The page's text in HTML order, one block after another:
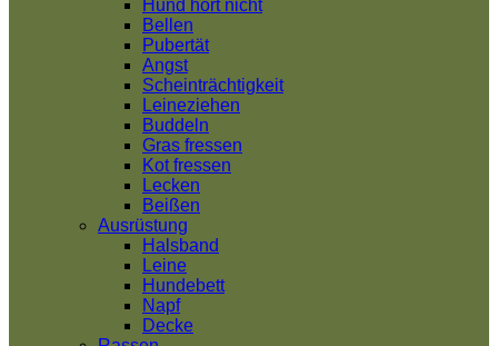
Hund hört nicht
Bellen
Pubertät
Angst
Scheinträchtigkeit
Leineziehen
Buddeln
Gras fressen
Kot fressen
Lecken
Beißen
Ausrüstung
Halsband
Leine
Hundebett
Napf
Decke